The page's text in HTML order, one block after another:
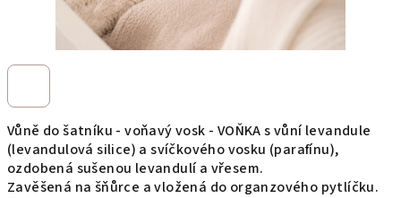
Vůně do šatníku - voňavý vosk - VOŇKA s vůní levandule
(levandulová silice) a svíčkového vosku (parafínu),
ozdobená sušenou levandulí a vřesem.
Zavěšená na šňůrce a vložená do organzového pytlíčku.